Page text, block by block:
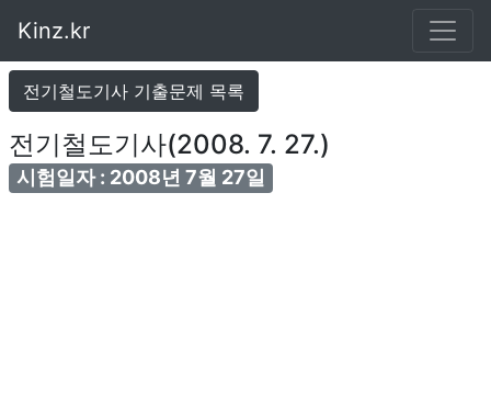
Kinz.kr
전기철도기사 기출문제 목록
전기철도기사(2008. 7. 27.)
시험일자 : 2008년 7월 27일